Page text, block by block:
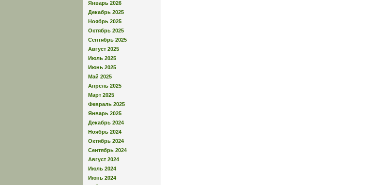
Январь 2026
Декабрь 2025
Ноябрь 2025
Октябрь 2025
Сентябрь 2025
Август 2025
Июль 2025
Июнь 2025
Май 2025
Апрель 2025
Март 2025
Февраль 2025
Январь 2025
Декабрь 2024
Ноябрь 2024
Октябрь 2024
Сентябрь 2024
Август 2024
Июль 2024
Июнь 2024